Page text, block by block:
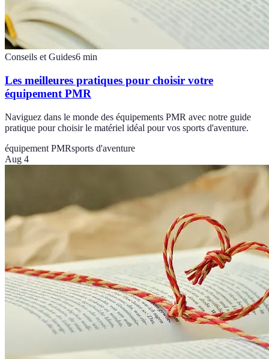
Conseils et Guides6 min
Les meilleures pratiques pour choisir votre
équipement PMR
Naviguez dans le monde des équipements PMR avec notre guide
pratique pour choisir le matériel idéal pour vos sports d'aventure.
équipement PMRsports d'aventure
Aug 4